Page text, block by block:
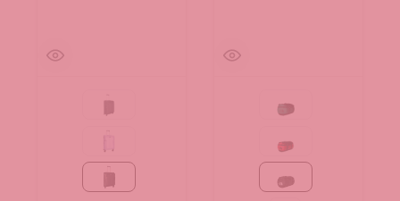
Black
Flieder
black/rose
Evergreen-TNF Black
Red-TNF Black-NPF
TNF Black